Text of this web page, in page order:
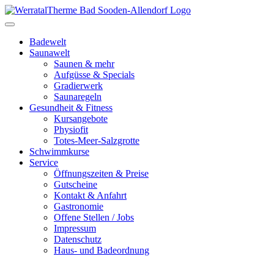
Toggle
navigationBadewelt
Saunawelt
Saunen & mehr
Aufgüsse & Specials
Gradierwerk
Saunaregeln
Gesundheit & Fitness
Kursangebote
Physiofit
Totes-Meer-Salzgrotte
Schwimmkurse
Service
Öffnungszeiten & Preise
Gutscheine
Kontakt & Anfahrt
Gastronomie
Offene Stellen / Jobs
Impressum
Datenschutz
Haus- und Badeordnung